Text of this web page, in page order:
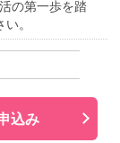
の第一歩を踏
。
込み